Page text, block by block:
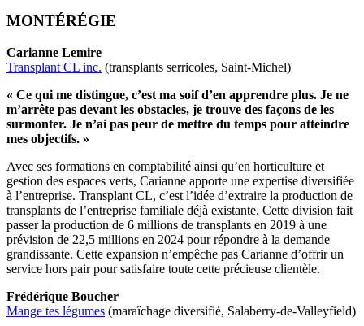
MONTÉRÉGIE
Carianne Lemire
Transplant CL inc. (transplants serricoles, Saint-Michel)
« Ce qui me distingue, c’est ma soif d’en apprendre plus. Je ne
m’arrête pas devant les obstacles, je trouve des façons de les
surmonter. Je n’ai pas peur de mettre du temps pour atteindre
mes objectifs. »
Avec ses formations en comptabilité ainsi qu’en horticulture et
gestion des espaces verts, Carianne apporte une expertise diversifiée
à l’entreprise. Transplant CL, c’est l’idée d’extraire la production de
transplants de l’entreprise familiale déjà existante. Cette division fait
passer la production de 6 millions de transplants en 2019 à une
prévision de 22,5 millions en 2024 pour répondre à la demande
grandissante. Cette expansion n’empêche pas Carianne d’offrir un
service hors pair pour satisfaire toute cette précieuse clientèle.
Frédérique Boucher
Mange tes légumes (maraîchage diversifié, Salaberry-de-Valleyfield)